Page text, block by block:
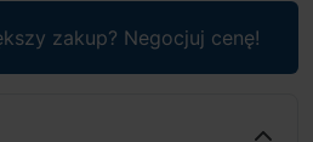
zakup? Negocjuj cenę!